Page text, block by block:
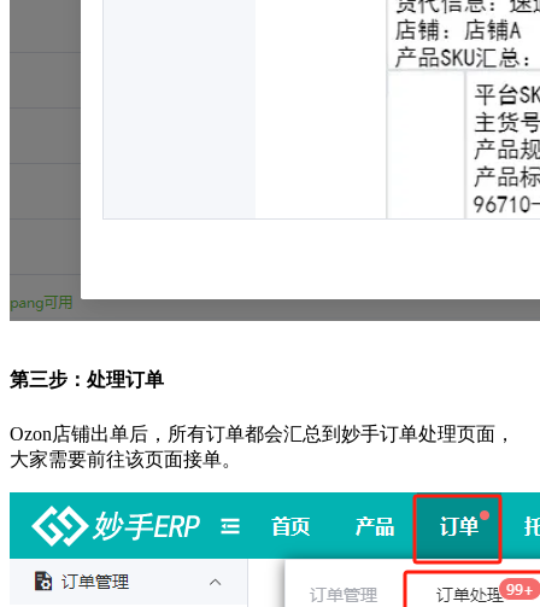
第三步：处理订单
Ozon店铺出单后，所有订单都会汇总到妙手订单处理页面，
大家需要前往该页面接单。